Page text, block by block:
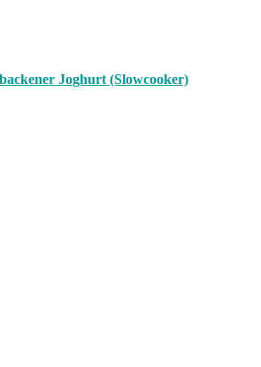
Joghurt (Slowcooker)